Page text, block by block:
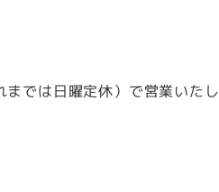
では日曜定休）で営業いたし